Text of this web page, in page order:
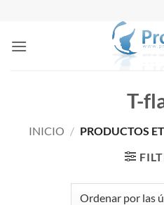
contenido
T-
INICIO / PRODUCTOS